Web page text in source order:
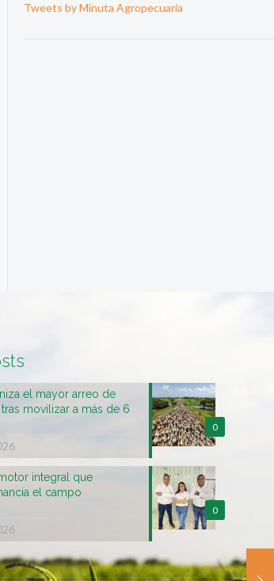
Tweets by Minuta Agropecuaria
0
el mayor arreo de
movilizar a más de 6
0
integral que
el campo